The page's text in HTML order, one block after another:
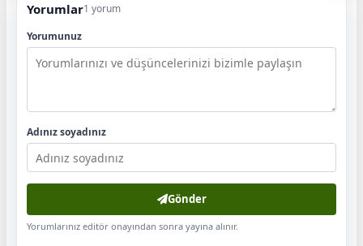
Yorumlar1 yorum
Yorumunuz
Adınız soyadınız
Gönder
Yorumlarınız editör onayından sonra yayına alınır.